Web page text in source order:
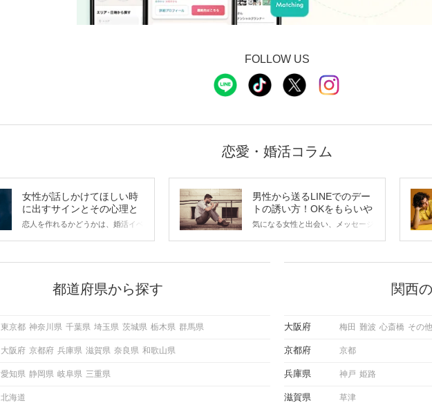
FOLLOW US
恋愛・婚活コラム
女性が話しかけてほしい時
に出すサインとその心理と
は？
恋人を作れるかどうかは、婚活イベ
から恋人作りを本格的に始めようと
している方は、女性が異性を求めて
この記事では、女性が話しかけて欲
しく解説した後、婚活イベントで実
ような行動に繋げるべきかをご紹介
男性から送るLINEでのデー
トの誘い方！OKをもらいや
すいメッセージのコツは？
気になる女性と出会い、メッセージ
も混じえながら解説するので、ぜひ
都道府県から探す
東京都 神奈川県 千葉県 埼玉県 茨城県 栃木県 群馬県
大阪府 京都府 兵庫県 滋賀県 奈良県 和歌山県
愛知県 静岡県 岐阜県 三重県
北海道
関西
大阪府 梅田 難波 心斎橋 その
京都府 京都
兵庫県 神戸 姫路
滋賀県 草津